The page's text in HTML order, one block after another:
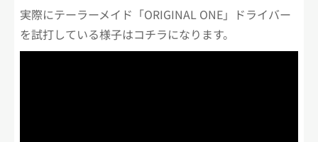
実際にテーラーメイド「ORIGINAL ONE」ドライバー
を試打している様子はコチラになります。